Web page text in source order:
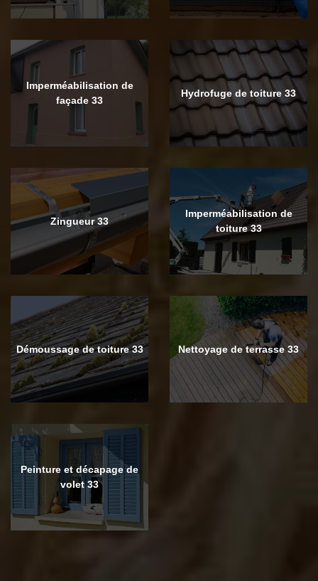
Imperméabilisation de
façade 33
Hydrofuge de toiture 33
Zingueur 33
Imperméabilisation de
toiture 33
Démoussage de toiture 33 Nettoyage de terrasse 33
Peinture et décapage de
volet 33